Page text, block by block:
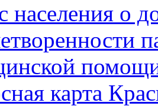
населения о
карта